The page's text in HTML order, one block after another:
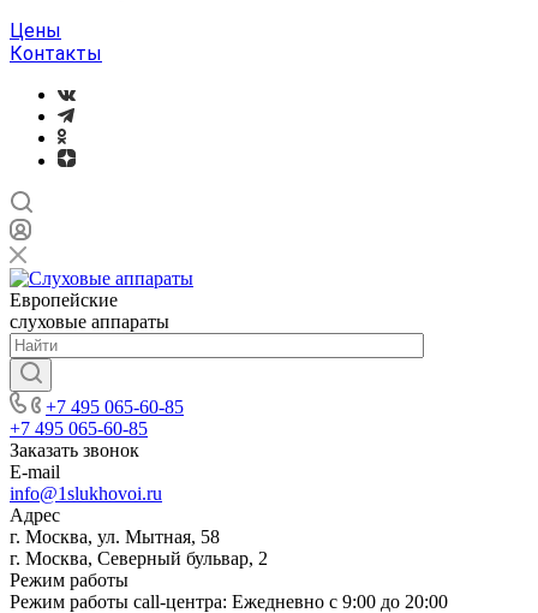
Цены
Контакты
Европейские
слуховые аппараты
+7 495 065-60-85
+7 495 065-60-85
Заказать звонок
E-mail
info@1slukhovoi.ru
Адрес
г. Москва, ул. Мытная, 58
г. Москва, Северный бульвар, 2
Режим работы
Режим работы call-центра: Ежедневно с 9:00 до 20:00